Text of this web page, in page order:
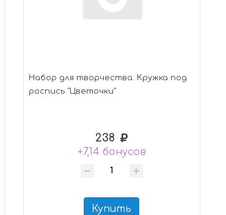
Набор для творчества. Кружка под
роспись "Цветочки"
238
+7,14 бонусов
Купить